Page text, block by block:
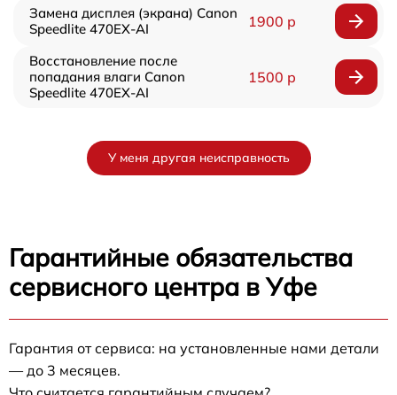
Замена дисплея (экрана) Canon
Speedlite 470EX-AI
1900 р
Восстановление после
попадания влаги Canon
Speedlite 470EX-AI
1500 р
У меня другая неисправность
Гарантийные обязательства
сервисного центра в Уфе
Гарантия от сервиса: на установленные нами детали
— до 3 месяцев.